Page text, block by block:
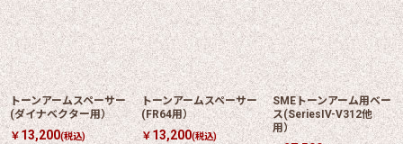
トーンアームスペーサー
(ダイナベクター用）
￥13,200(税込)
トーンアームスペーサー
(FR64用）
￥13,200(税込)
SMEトーンアーム用ベー
ス(SeriesIV-V312他
用）